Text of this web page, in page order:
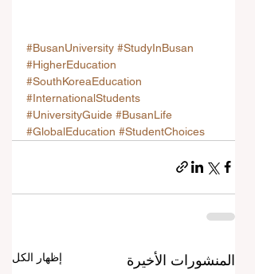
#BusanUniversity #StudyInBusan
#HigherEducation
#SouthKoreaEducation
#InternationalStudents
#UniversityGuide #BusanLife
#GlobalEducation #StudentChoices
المنشورات الأخيرة إظهار الكل